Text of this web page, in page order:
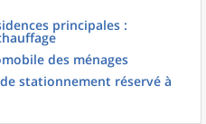
principales :
des ménages
stationnement réservé à